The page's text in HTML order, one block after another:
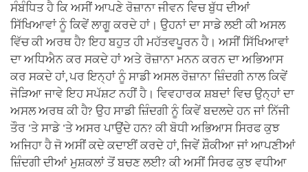
ਸੰਬੰਧਿਤ ਹੈ ਕਿ ਅਸੀਂ ਆਪਣੇ ਰੋਜ਼ਾਨਾ ਜੀਵਨ ਵਿਚ ਬੁੱਧ ਦੀਆਂ
ਸਿੱਖਿਆਵਾਂ ਨੂੰ ਕਿਵੇਂ ਲਾਗੂ ਕਰਦੇ ਹਾਂ। ਉਹਨਾਂ ਦਾ ਸਾਡੇ ਲਈ ਕੀ ਅਸਲ
ਵਿੱਚ ਕੀ ਅਰਥ ਹੈ? ਇਹ ਬਹੁਤ ਹੀ ਮਹੱਤਵਪੂਰਨ ਹੈ। ਅਸੀਂ ਸਿੱਖਿਆਵਾਂ
ਦਾ ਅਧਿਐਨ ਕਰ ਸਕਦੇ ਹਾਂ ਅਤੇ ਰੋਜ਼ਾਨਾ ਮਨਨ ਕਰਨ ਦਾ ਅਭਿਆਸ
ਕਰ ਸਕਦੇ ਹਾਂ, ਪਰ ਇਨ੍ਹਾਂ ਨੂੰ ਸਾਡੀ ਅਸਲ ਰੋਜ਼ਾਨਾ ਜ਼ਿੰਦਗੀ ਨਾਲ ਕਿਵੇਂ
ਜੋੜਿਆ ਜਾਵੇ ਇਹ ਸਪੱਸ਼ਟ ਨਹੀਂ ਹੈ। ਵਿਵਹਾਰਕ ਸ਼ਬਦਾਂ ਵਿਚ ਉਨ੍ਹਾਂ ਦਾ
ਅਸਲ ਅਰਥ ਕੀ ਹੈ? ਉਹ ਸਾਡੀ ਜ਼ਿੰਦਗੀ ਨੂੰ ਕਿਵੇਂ ਬਦਲਦੇ ਹਨ ਜਾਂ ਨਿੱਜੀ
ਤੌਰ 'ਤੇ ਸਾਡੇ 'ਤੇ ਅਸਰ ਪਾਉਂਦੇ ਹਨ? ਕੀ ਬੋਧੀ ਅਭਿਆਸ ਸਿਰਫ ਕੁਝ
ਅਜਿਹਾ ਹੈ ਜੋ ਅਸੀਂ ਕਦੇ ਕਦਾਈਂ ਕਰਦੇ ਹਾਂ, ਜਿਵੇਂ ਸ਼ੌਕੀਆ ਜਾਂ ਆਪਣੀਆਂ
ਜ਼ਿੰਦਗੀ ਦੀਆਂ ਮੁਸ਼ਕਲਾਂ ਤੋਂ ਬਚਣ ਲਈ? ਕੀ ਅਸੀਂ ਸਿਰਫ ਕੁਝ ਵਧੀਆ